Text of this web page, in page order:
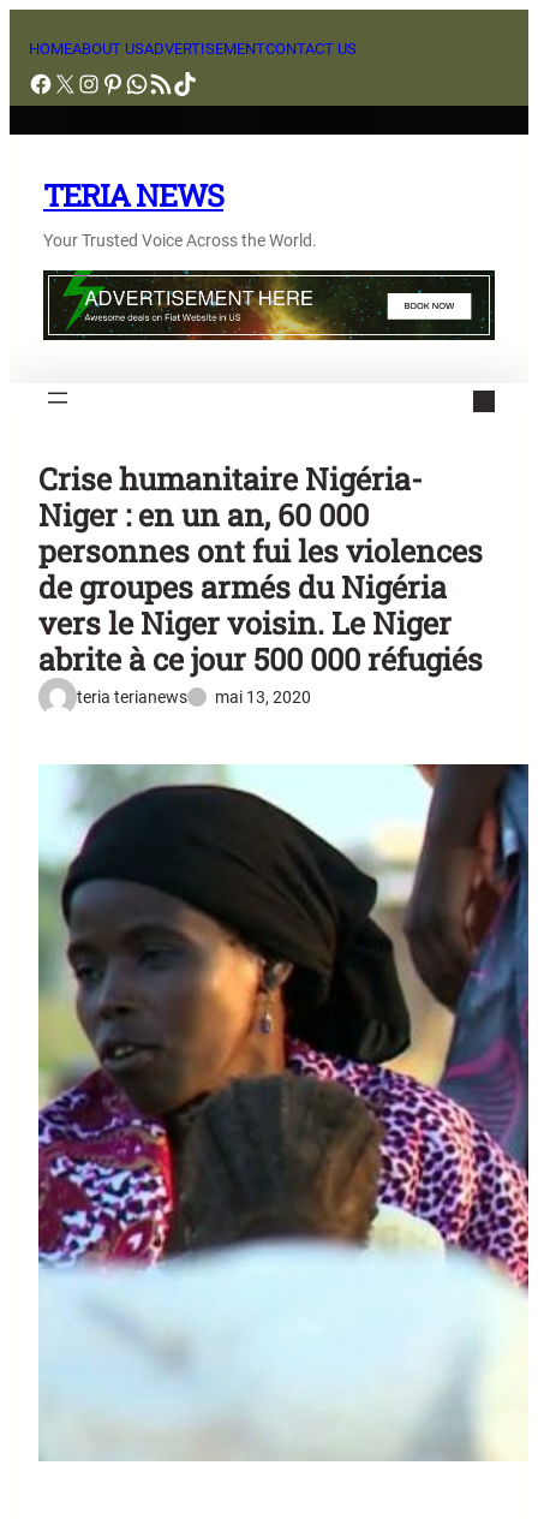
contenu
HOMEABOUT USADVERTISEMENTCONTACT US
Facebook
X Instagram
Pinterest
WhatsApp
Flux RSSTikTok
TERIA NEWS
Your Trusted Voice Across the World.
Crise humanitaire Nigéria-
Niger : en un an, 60 000
personnes ont fui les violences
de groupes armés du Nigéria
vers le Niger voisin. Le Niger
abrite à ce jour 500 000 réfugiés
teria terianews mai 13, 2020